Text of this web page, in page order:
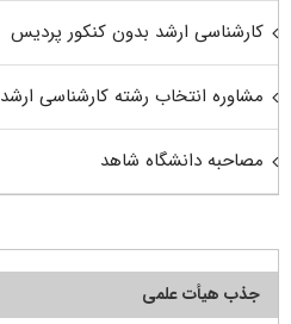
کارشناسی ارشد بدون کنکور پردیس
مشاوره انتخاب رشته کارشناسی ارشد
مصاحبه دانشگاه شاهد
جذب هیأت علمی